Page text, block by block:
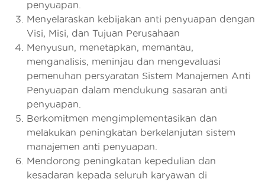
penyuapan.
Menyelaraskan kebijakan anti penyuapan dengan
Visi, Misi, dan Tujuan Perusahaan
Menyusun, menetapkan, memantau,
menganalisis, meninjau dan mengevaluasi
pemenuhan persyaratan Sistem Manajemen Anti
Penyuapan dalam mendukung sasaran anti
penyuapan.
Berkomitmen mengimplementasikan dan
melakukan peningkatan berkelanjutan sistem
manajemen anti penyuapan.
Mendorong peningkatan kepedulian dan
kesadaran kepada seluruh karyawan di